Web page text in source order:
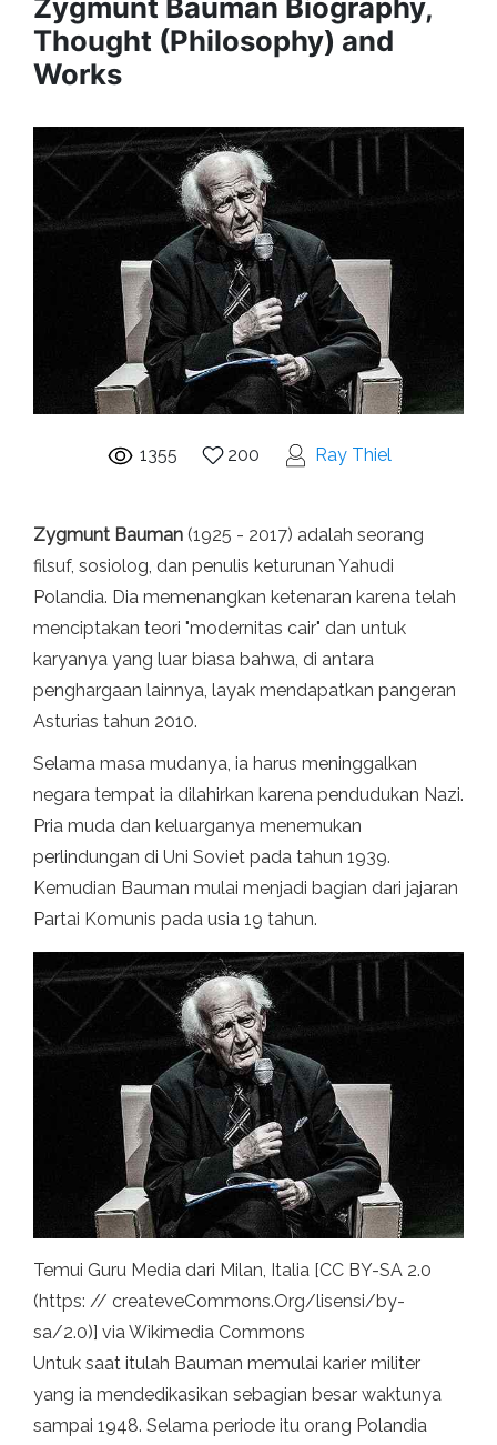
Zygmunt Bauman Biography,
Thought (Philosophy) and
Works
1355 200 Ray Thiel
Zygmunt Bauman (1925 - 2017) adalah seorang
filsuf, sosiolog, dan penulis keturunan Yahudi
Polandia. Dia memenangkan ketenaran karena telah
menciptakan teori "modernitas cair" dan untuk
karyanya yang luar biasa bahwa, di antara
penghargaan lainnya, layak mendapatkan pangeran
Asturias tahun 2010.
Selama masa mudanya, ia harus meninggalkan
negara tempat ia dilahirkan karena pendudukan Nazi.
Pria muda dan keluarganya menemukan
perlindungan di Uni Soviet pada tahun 1939.
Kemudian Bauman mulai menjadi bagian dari jajaran
Partai Komunis pada usia 19 tahun.
Temui Guru Media dari Milan, Italia [CC BY-SA 2.0
(https: // createveCommons.Org/lisensi/by-
sa/2.0)] via Wikimedia Commons
Untuk saat itulah Bauman memulai karier militer
yang ia mendedikasikan sebagian besar waktunya
sampai 1948. Selama periode itu orang Polandia